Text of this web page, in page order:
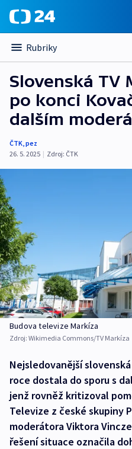
Rubriky
Slovenská TV
po konci
dalším
ČTK,pez
26. 5. 2025 | Zdroj: ČTK
Budova televize Markíza
Zdroj: Wikimedia Commons/TV Markíza
Nejsledovanější
roce dostala do sporu s
jenž rovněž kritizoval
Televize z české skupiny
moderátora Viktora
řešení situace označila